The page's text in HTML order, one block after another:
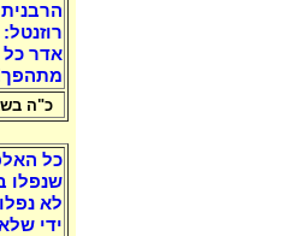
אדר כל
כ"ה בשבט/
כל
שנפלו
לא
ידי